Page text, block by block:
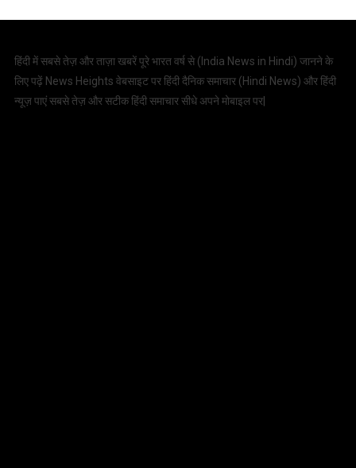
हिंदी में सबसे तेज़ और ताज़ा खबरें पूरे भारत वर्ष से ( India News in Hindi) जानने के
लिए पढ़ें News Heights वेबसाइट पर हिंदी दैनिक समाचार (Hindi News) और हिंदी
न्यूज़ पाएं सबसे तेज़ और सटीक हिंदी समाचार सीधे अपने मोबाइल पर|